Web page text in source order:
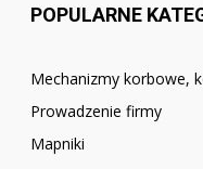
POPULARNE
Mechanizmy korbowe,
Prowadzenie firmy
Mapniki